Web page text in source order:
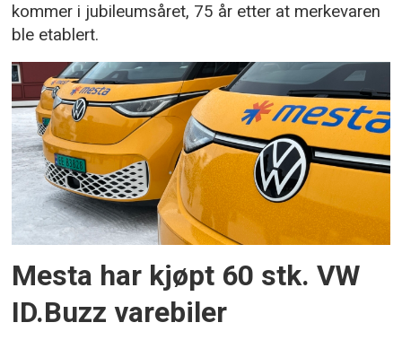
kommer i jubileumsåret, 75 år etter at merkevaren
ble etablert.
Mesta har kjøpt 60 stk. VW
ID.Buzz varebiler